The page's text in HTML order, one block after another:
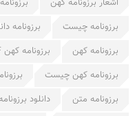
اشعار برزونامه کهن
برزونامه
برزونامه چیست
برزونامه
برزونامه کهن
برزونامه کهن PDF
برزونامه کهن چیست
برزونامه متن
دانلود